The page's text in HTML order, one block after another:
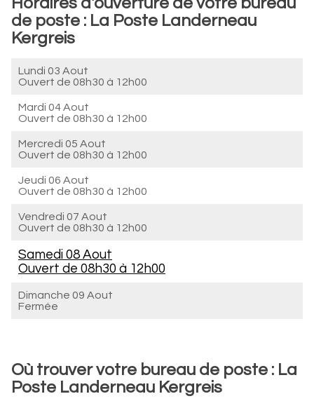
de poste : La Poste Landerneau
Kergreis
Lundi 03 Aout
Ouvert de 08h30 à 12h00
Mardi 04 Aout
Ouvert de 08h30 à 12h00
Mercredi 05 Aout
Ouvert de 08h30 à 12h00
Jeudi 06 Aout
Ouvert de 08h30 à 12h00
Vendredi 07 Aout
Ouvert de 08h30 à 12h00
Samedi 08 Aout
Ouvert de 08h30 à 12h00
Dimanche 09 Aout
Fermée
Où trouver votre bureau de poste : La
Poste Landerneau Kergreis